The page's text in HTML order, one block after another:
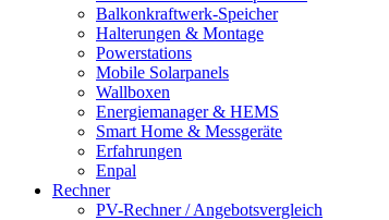
Balkonkraftwerk-Speicher
Halterungen & Montage
Powerstations
Mobile Solarpanels
Wallboxen
Energiemanager & HEMS
Smart Home & Messgeräte
Erfahrungen
Enpal
Rechner
PV-Rechner / Angebotsvergleich